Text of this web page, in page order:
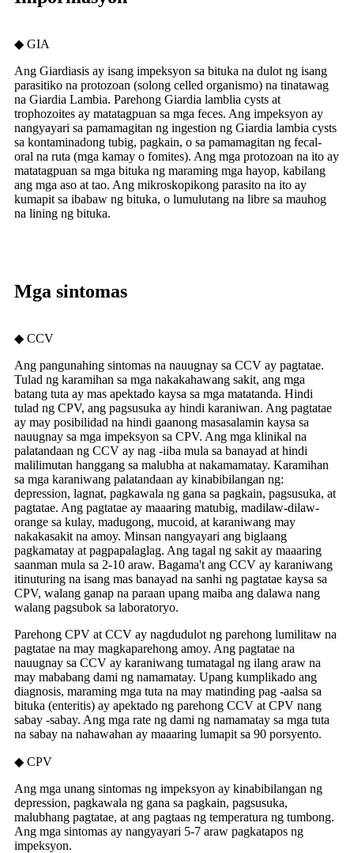
◆ GIA
Ang Giardiasis ay isang impeksyon sa bituka na dulot ng isang
parasitiko na protozoan (solong celled organismo) na tinatawag
na Giardia Lambia. Parehong Giardia lamblia cysts at
trophozoites ay matatagpuan sa mga feces. Ang impeksyon ay
nangyayari sa pamamagitan ng ingestion ng Giardia lambia cysts
sa kontaminadong tubig, pagkain, o sa pamamagitan ng fecal-
oral na ruta (mga kamay o fomites). Ang mga protozoan na ito ay
matatagpuan sa mga bituka ng maraming mga hayop, kabilang
ang mga aso at tao. Ang mikroskopikong parasito na ito ay
kumapit sa ibabaw ng bituka, o lumulutang na libre sa mauhog
na lining ng bituka.
Mga sintomas
◆ CCV
Ang pangunahing sintomas na nauugnay sa CCV ay pagtatae.
Tulad ng karamihan sa mga nakakahawang sakit, ang mga
batang tuta ay mas apektado kaysa sa mga matatanda. Hindi
tulad ng CPV, ang pagsusuka ay hindi karaniwan. Ang pagtatae
ay may posibilidad na hindi gaanong masasalamin kaysa sa
nauugnay sa mga impeksyon sa CPV. Ang mga klinikal na
palatandaan ng CCV ay nag -iiba mula sa banayad at hindi
malilimutan hanggang sa malubha at nakamamatay. Karamihan
sa mga karaniwang palatandaan ay kinabibilangan ng:
depression, lagnat, pagkawala ng gana sa pagkain, pagsusuka, at
pagtatae. Ang pagtatae ay maaaring matubig, madilaw-dilaw-
orange sa kulay, madugong, mucoid, at karaniwang may
nakakasakit na amoy. Minsan nangyayari ang biglaang
pagkamatay at pagpapalaglag. Ang tagal ng sakit ay maaaring
saanman mula sa 2-10 araw. Bagama't ang CCV ay karaniwang
itinuturing na isang mas banayad na sanhi ng pagtatae kaysa sa
CPV, walang ganap na paraan upang maiba ang dalawa nang
walang pagsubok sa laboratoryo.
Parehong CPV at CCV ay nagdudulot ng parehong lumilitaw na
pagtatae na may magkaparehong amoy. Ang pagtatae na
nauugnay sa CCV ay karaniwang tumatagal ng ilang araw na
may mababang dami ng namamatay. Upang kumplikado ang
diagnosis, maraming mga tuta na may matinding pag -aalsa sa
bituka (enteritis) ay apektado ng parehong CCV at CPV nang
sabay -sabay. Ang mga rate ng dami ng namamatay sa mga tuta
na sabay na nahawahan ay maaaring lumapit sa 90 porsyento.
◆ CPV
Ang mga unang sintomas ng impeksyon ay kinabibilangan ng
depression, pagkawala ng gana sa pagkain, pagsusuka,
malubhang pagtatae, at ang pagtaas ng temperatura ng tumbong.
Ang mga sintomas ay nangyayari 5-7 araw pagkatapos ng
impeksyon.